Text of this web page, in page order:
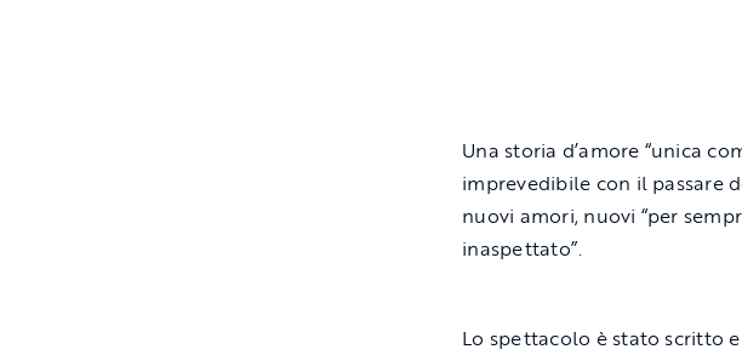
Una storia d’amore “unica
imprevedibile con il passare
nuovi amori, nuovi “per
inaspettato”.
Lo spettacolo è stato scritto